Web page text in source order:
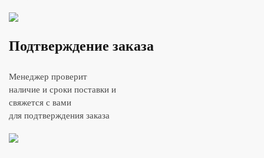
Подтверждение заказа
Менеджер проверит
наличие и сроки поставки и
свяжется с вами
для подтверждения заказа